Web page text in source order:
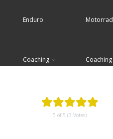
Enduro
Coaching
Motorrad
Coaching
5 of 5 (3 Votes)